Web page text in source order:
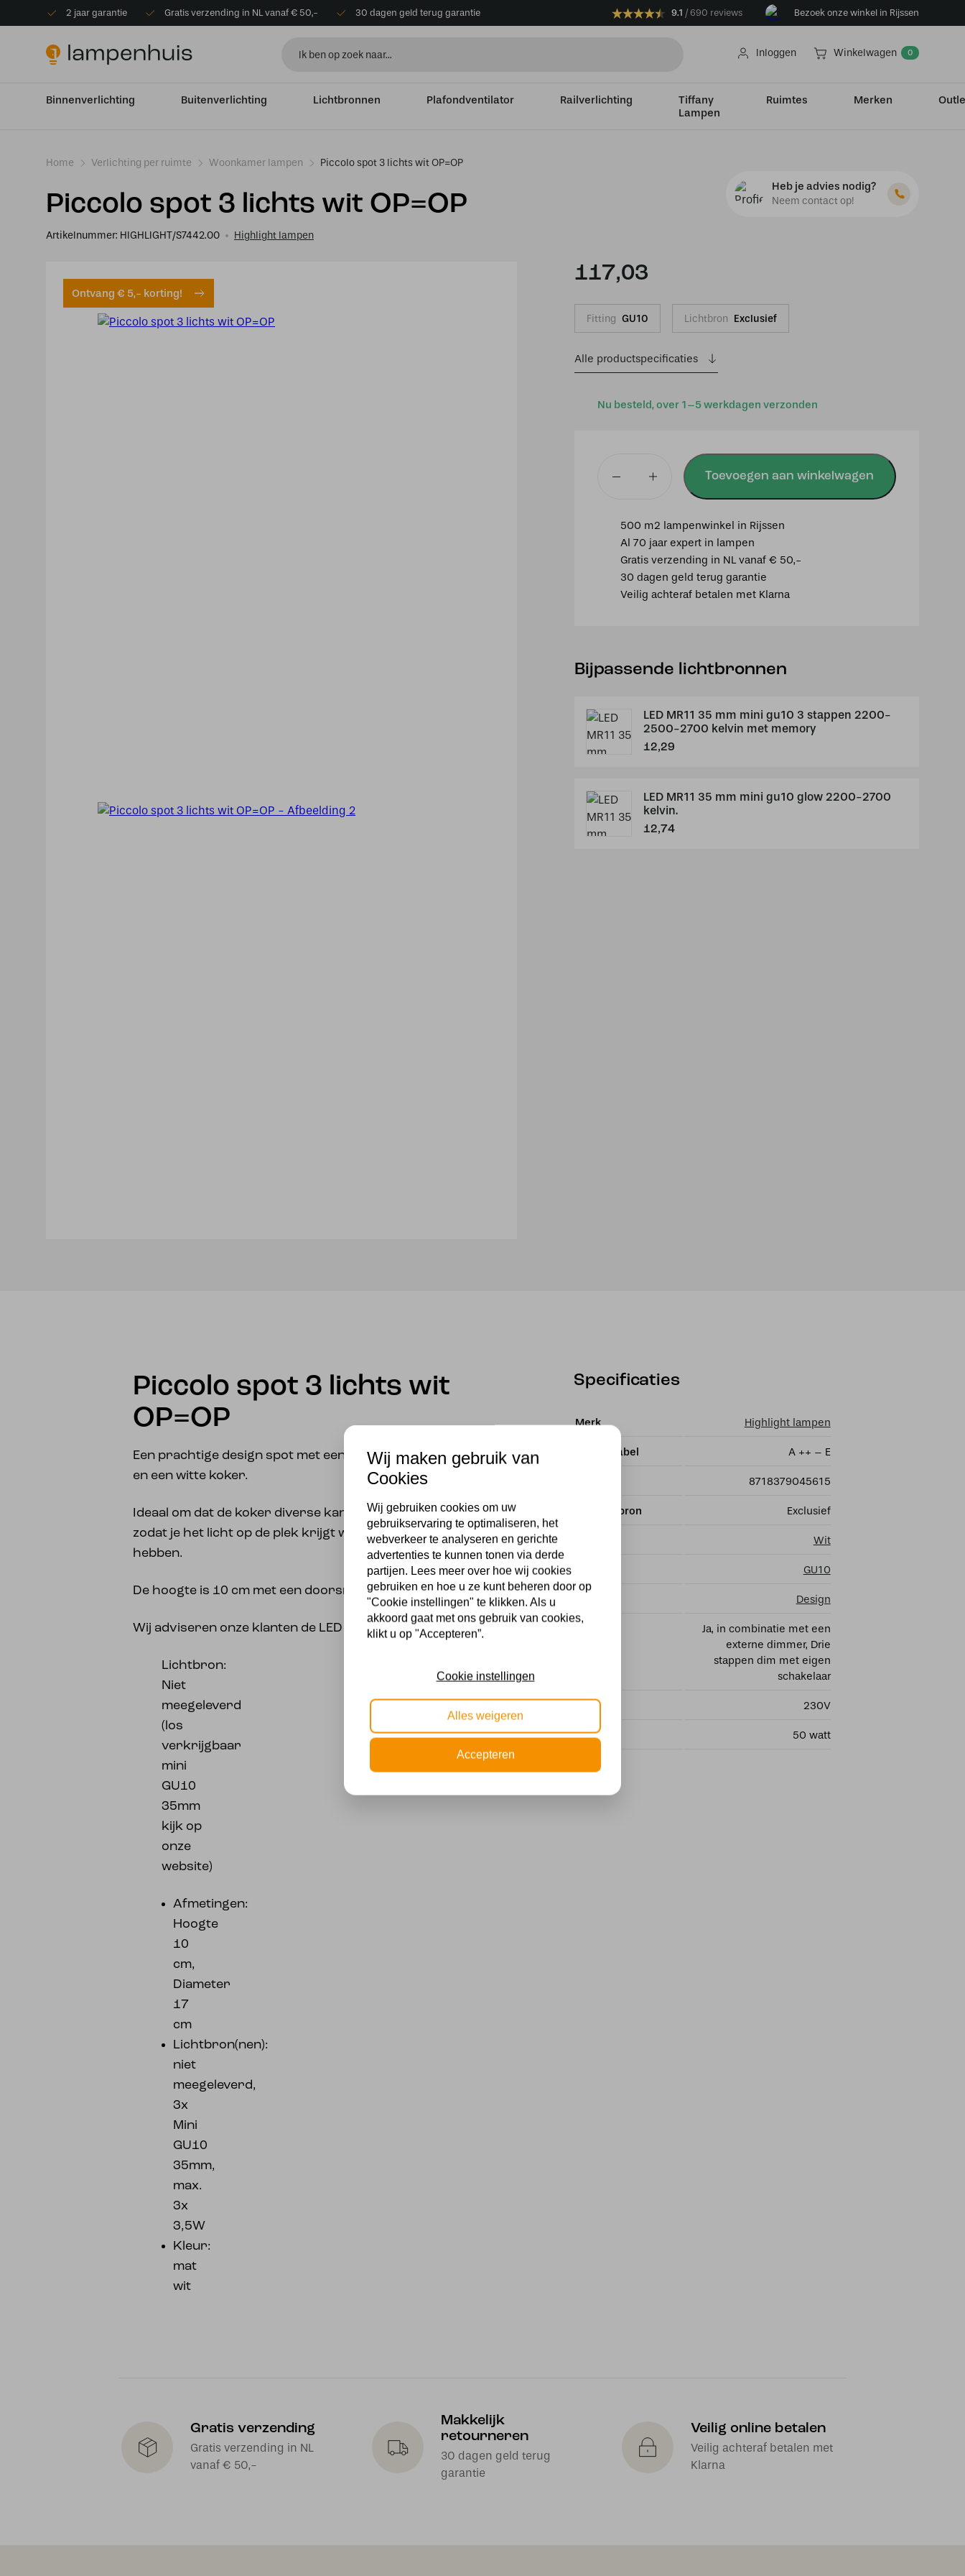
2 jaar garantie Gratis verzending in NL vanaf € 50,- 30 dagen geld terug garantie 9.1 690 reviews Bezoek onze winkel in Rijssen
Inloggen Winkelwagen 0
Binnenverlichting Buitenverlichting Lichtbronnen Plafondventilator Railverlichting
Tiffany
Lampen
Ruimtes Merken
Home Verlichting per ruimte Woonkamer lampen Piccolo spot 3 lichts wit OP=OP
Piccolo spot 3 lichts wit OP=OP
Artikelnummer: HIGHLIGHT/S7442.00 Highlight lampen
Heb je advies nodig?
Neem contact op!
Ontvang € 5,- korting!
Nu besteld, over 1–5 werkdagen verzonden
117,03
Fitting GU10 Lichtbron Exclusief
Alle productspecificaties
Toevoegen aan winkelwagen
500 m2 lampenwinkel in Rijssen
Al 70 jaar expert in lampen
Gratis verzending in NL vanaf € 50,-
30 dagen geld terug garantie
Veilig achteraf betalen met Klarna
Bijpassende lichtbronnen
LED MR11 35 mm mini gu10 3 stappen 2200-
2500-2700 kelvin met memory
12,29
LED MR11 35 mm mini gu10 glow 2200-2700
kelvin.
12,74
Piccolo spot 3 lichts wit
OP=OP
Een prachtige design spot met een witte plafondplaat
en een witte koker.
Ideaal om dat de koker diverse kanten op kan schijnen
zodat je het licht op de plek krijgt waar je het wilt
hebben.
De hoogte is 10 cm met een doorsnee van 17 cm.
Wij adviseren onze klanten de LED lamp als lichtbron.
Lichtbron:
Niet
meegeleverd
(los
verkrijgbaar
mini
GU10
35mm
kijk op
onze
website)
Afmetingen:
Hoogte
10
cm,
Diameter
17
cm
Lichtbron(nen):
niet
meegeleverd,
3x
Mini
GU10
35mm,
max.
3x
3,5W
Kleur:
mat
wit
Specificaties
Merk Highlight lampen
Energielabel A ++ – E
8718379045615
Met lichtbron Exclusief
Wit
GU10
Design
Ja, in combinatie met een
externe dimmer, Drie
stappen dim met eigen
schakelaar
Voltage 230V
Wattage 50 watt
Gratis verzending
Gratis verzending in NL
vanaf € 50,-
Makkelijk
retourneren
30 dagen geld terug
garantie
Veilig online betalen
Veilig achteraf betalen met
Klarna
Wij maken gebruik van
Cookies
Wij gebruiken cookies om uw
gebruikservaring te optimaliseren, het
webverkeer te analyseren en gerichte
advertenties te kunnen tonen via derde
partijen. Lees meer over hoe wij cookies
gebruiken en hoe u ze kunt beheren door op
"Cookie instellingen" te klikken. Als u
akkoord gaat met ons gebruik van cookies,
klikt u op "Accepteren”.
Cookie instellingen
Alles weigeren
Accepteren